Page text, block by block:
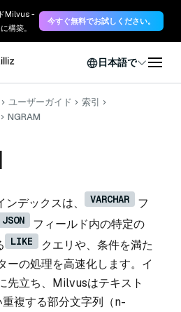
Milvus -
構築。
今すぐ無料でお試しください。
日本語で
ユーザーガイド
索引
NGRAM
ンデックスは、 VARCHAR
フ
JSON
フィールド内の特定の
LIKE
クエリや、条件を満た
ーの処理を高速化します。イ
先立ち、Milvusはテキスト
複する部分文字列（n-